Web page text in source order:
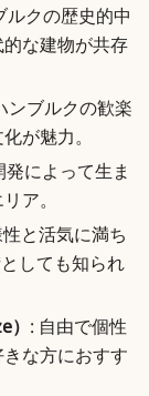
ルクの歴史的中
な建物が共存
ンブルクの歓楽
が魅力。
によって生ま
ア。
と活気に満ち
しても知られ
: 自由で個性
な方におすす